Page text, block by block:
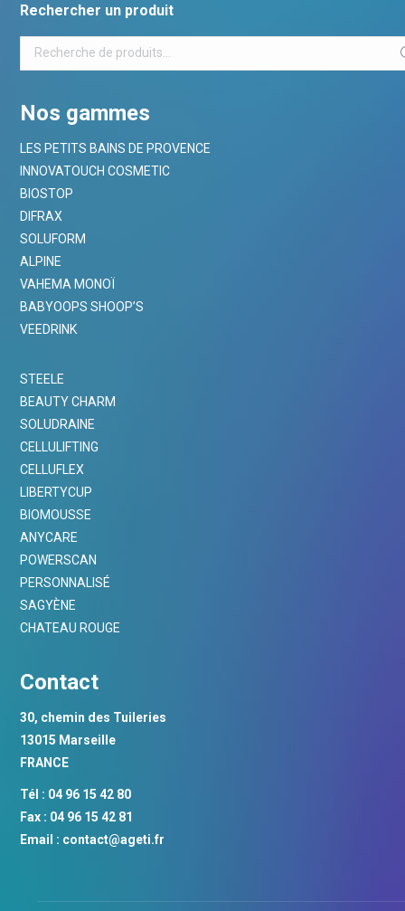
Rechercher un produit
Nos gammes
LES PETITS BAINS DE PROVENCE
INNOVATOUCH COSMETIC
BIOSTOP
DIFRAX
SOLUFORM
ALPINE
VAHEMA MONOÏ
BABYOOPS SHOOP’S
VEEDRINK
STEELE
BEAUTY CHARM
SOLUDRAINE
CELLULIFTING
CELLUFLEX
LIBERTYCUP
BIOMOUSSE
ANYCARE
POWERSCAN
PERSONNALISÉ
SAGYÈNE
CHATEAU ROUGE
Contact
30, chemin des Tuileries
13015 Marseille
FRANCE
Tél : 04 96 15 42 80
Fax : 04 96 15 42 81
Email : contact@ageti.fr